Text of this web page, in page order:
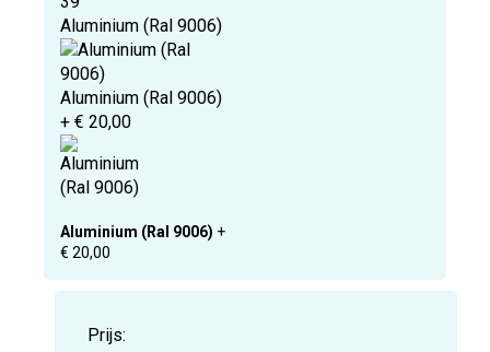
Aluminium (Ral 9006)
Aluminium (Ral 9006)
+ € 20,00
Aluminium (Ral 9006) +
€ 20,00
Prijs: